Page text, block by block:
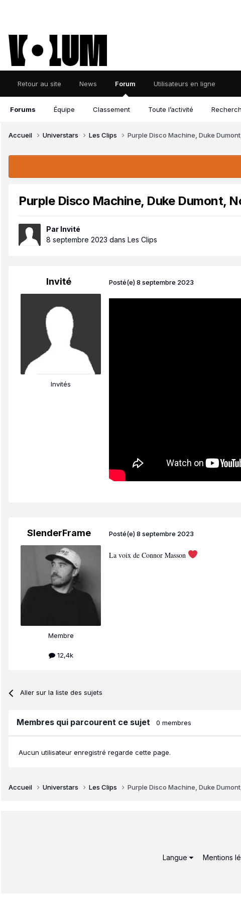
Retour au site News Forum
Forums Équipe Classement Toute l’activité
Utilisateurs en ligne
Accueil Universtars Les Clips Purple Disco Machine, Duke
Purple Disco Machine, Duke Dumont,
Par Invité
8 septembre 2023 dans Les Clips
Invité
Invités
Posté(e)8 septembre 2023
SlenderFrame
Membre
12,4k
Posté(e)8 septembre 2023
La voix de Connor Masson
Aller sur la liste des sujets
Membres qui parcourent ce sujet 0 membres
Aucun utilisateur enregistré regarde cette page.
Accueil Universtars Les Clips Purple Disco Machine, Duke
Langue Mentions